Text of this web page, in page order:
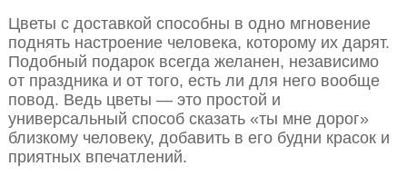
Цветы с доставкой способны в одно мгновение
поднять настроение человека, которому их дарят.
Подобный подарок всегда желанен, независимо
от праздника и от того, есть ли для него вообще
повод. Ведь цветы — это простой и
универсальный способ сказать «ты мне дорог»
близкому человеку, добавить в его будни красок и
приятных впечатлений.